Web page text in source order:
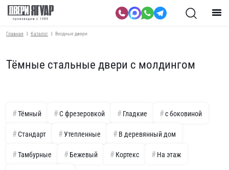
Главная Каталог Входные двери
Тёмные стальные двери с молдингом
Тёмный С фрезеровкой Гладкие с боковиной
Стандарт Утепленные В деревянный дом
Тамбурные Бежевый Кортекс На этаж